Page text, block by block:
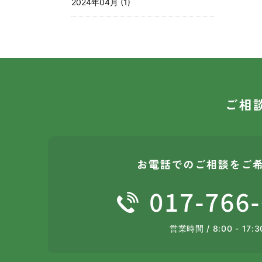
2024年04月 (1)
営業時間 / 8:00 -